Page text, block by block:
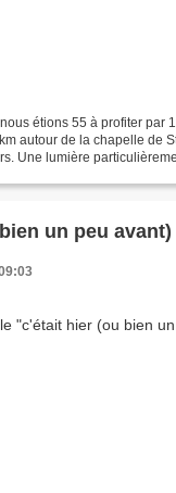
étions 55 à profiter par
autour de la chapelle de
Une lumière
un peu avant)